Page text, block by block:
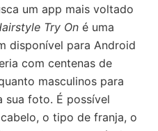
um app mais voltado
Try On é uma
disponível para Android
com centenas de
masculinos para
sua foto. É possível
o tipo de franja, o